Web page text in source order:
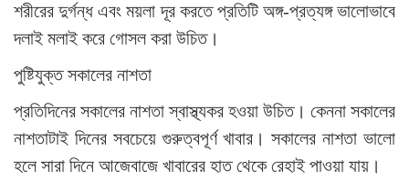
শরীরের দুর্গন্ধ এবং ময়লা দূর করতে প্রতিটি অঙ্গ-প্রত্যঙ্গ ভালোভাবে
দলাই মলাই করে গোসল করা উচিত।
পুষ্টিযুক্ত সকালের নাশতা
প্রতিদিনের সকালের নাশতা স্বাস্থ্যকর হওয়া উচিত। কেননা সকালের
নাশতাটাই দিনের সবচেয়ে গুরুত্বপূর্ণ খাবার। সকালের নাশতা ভালো
হলে সারা দিনে আজেবাজে খাবারের হাত থেকে রেহাই পাওয়া যায়।